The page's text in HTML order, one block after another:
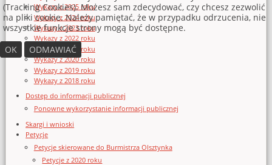
Wykazy z 2025 roku
Wykazy z 2024 roku
Wykazy z 2023 roku
Wykazy z 2022 roku
Wykazy z 2021 roku
Wykazy z 2020 roku
Wykazy z 2019 roku
Wykazy z 2018 roku
Dostęp do informacji publicznej
Ponowne wykorzystanie informacji publicznej
Skargi i wnioski
Petycje
Petycje skierowane do Burmistrza Olsztynka
Petycje z 2020 roku
(Tracking Cookies). Możesz sam zdecydować, czy chcesz zezwolić
na pliki cookie. Należy pamiętać, że w przypadku odrzucenia, nie
wszystkie funkcje strony mogą być dostępne.
OK
ODMAWIAĆ